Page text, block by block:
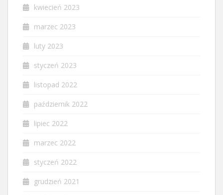
kwiecień 2023
marzec 2023
luty 2023
styczeń 2023
listopad 2022
październik 2022
lipiec 2022
marzec 2022
styczeń 2022
grudzień 2021